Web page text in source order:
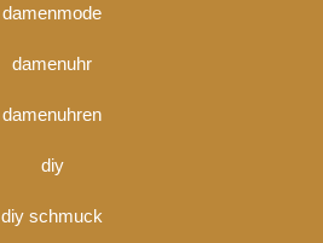
damenmode
damenuhr
damenuhren
diy
diy schmuck